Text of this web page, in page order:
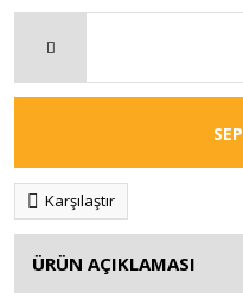
Karşılaştır
ÜRÜN AÇIKLAMASI